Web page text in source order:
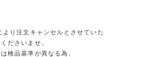
より注文キャンセルとさせていた
ださいませ。
検品基準が異なる為、